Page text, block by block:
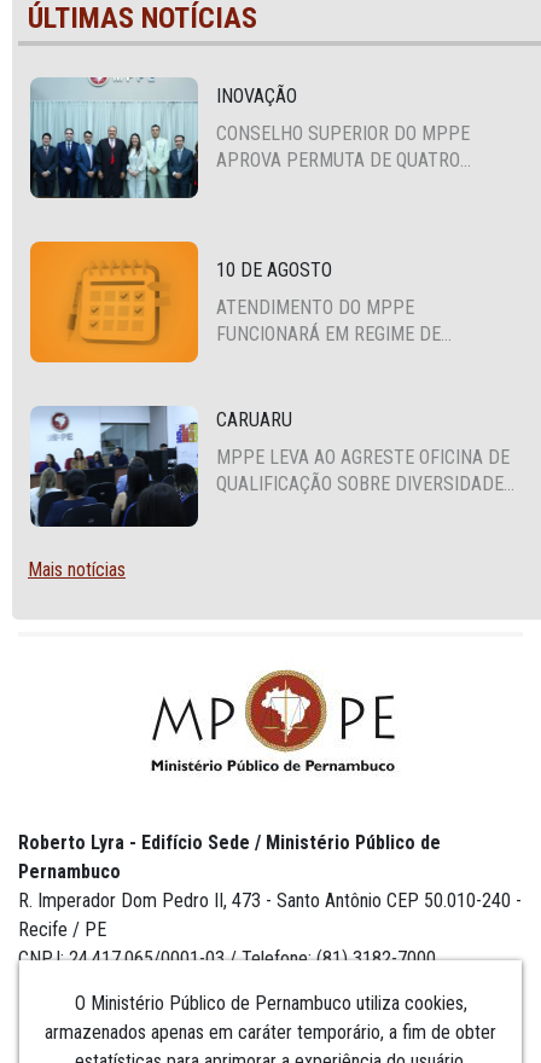
ÚLTIMAS NOTÍCIAS
INOVAÇÃO
CONSELHO SUPERIOR DO MPPE
APROVA PERMUTA DE QUATRO
10 DE AGOSTO
ATENDIMENTO DO MPPE
FUNCIONARÁ EM REGIME DE
CARUARU
MPPE LEVA AO AGRESTE OFICINA DE
QUALIFICAÇÃO SOBRE DIVERSIDADE
Mais notícias
O Ministério Público de Pernambuco utiliza cookies,
armazenados apenas em caráter temporário, a fim de obter
Roberto Lyra - Edifício Sede / Ministério Público de
Pernambuco
R. Imperador Dom Pedro II, 473 - Santo Antônio CEP 50.010-240 -
Recife / PE
CNPJ: 24.417.065/0001-03 / Telefone: (81) 3182-7000